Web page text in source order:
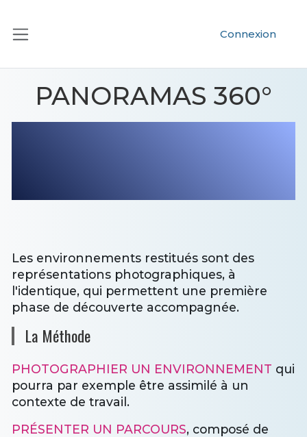
Connexion
PANORAMAS 360°
Les environnements restitués sont des
représentations photographiques, à
l'identique, qui permettent une première
phase de découverte accompagnée.
La Méthode
PHOTOGRAPHIER UN ENVIRONNEMENT qui
pourra par exemple être assimilé à un
contexte de travail.
PRÉSENTER UN PARCOURS, composé de